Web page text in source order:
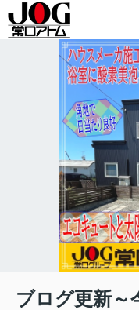
ブログ更新～